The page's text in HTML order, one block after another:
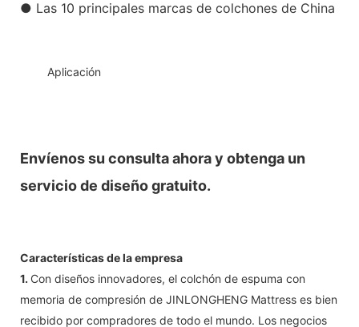
● Las 10 principales marcas de colchones de China
Aplicación
Envíenos su consulta ahora y obtenga un
servicio de diseño gratuito.
Características de la empresa
1. Con diseños innovadores, el colchón de espuma con
memoria de compresión de JINLONGHENG Mattress es bien
recibido por compradores de todo el mundo. Los negocios